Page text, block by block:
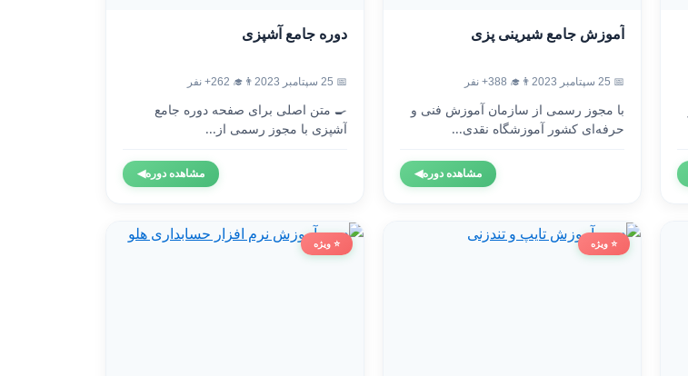
آموزش جامع شیرینی پزی
📅 25 سپتامبر 2023 👨‍🎓 388+ نفر
با مجوز رسمی از سازمان آموزش فنی و
حرفه‌ای کشور آموزشگاه نقدی...
مشاهده دوره◀
دوره جامع آشپزی
📅 25 سپتامبر 2023 👨‍🎓 262+ نفر
🍳 متن اصلی برای صفحه دوره جامع
آشپزی با مجوز رسمی از...
مشاهده دوره◀
⭐ ویژه ⭐ ویژه